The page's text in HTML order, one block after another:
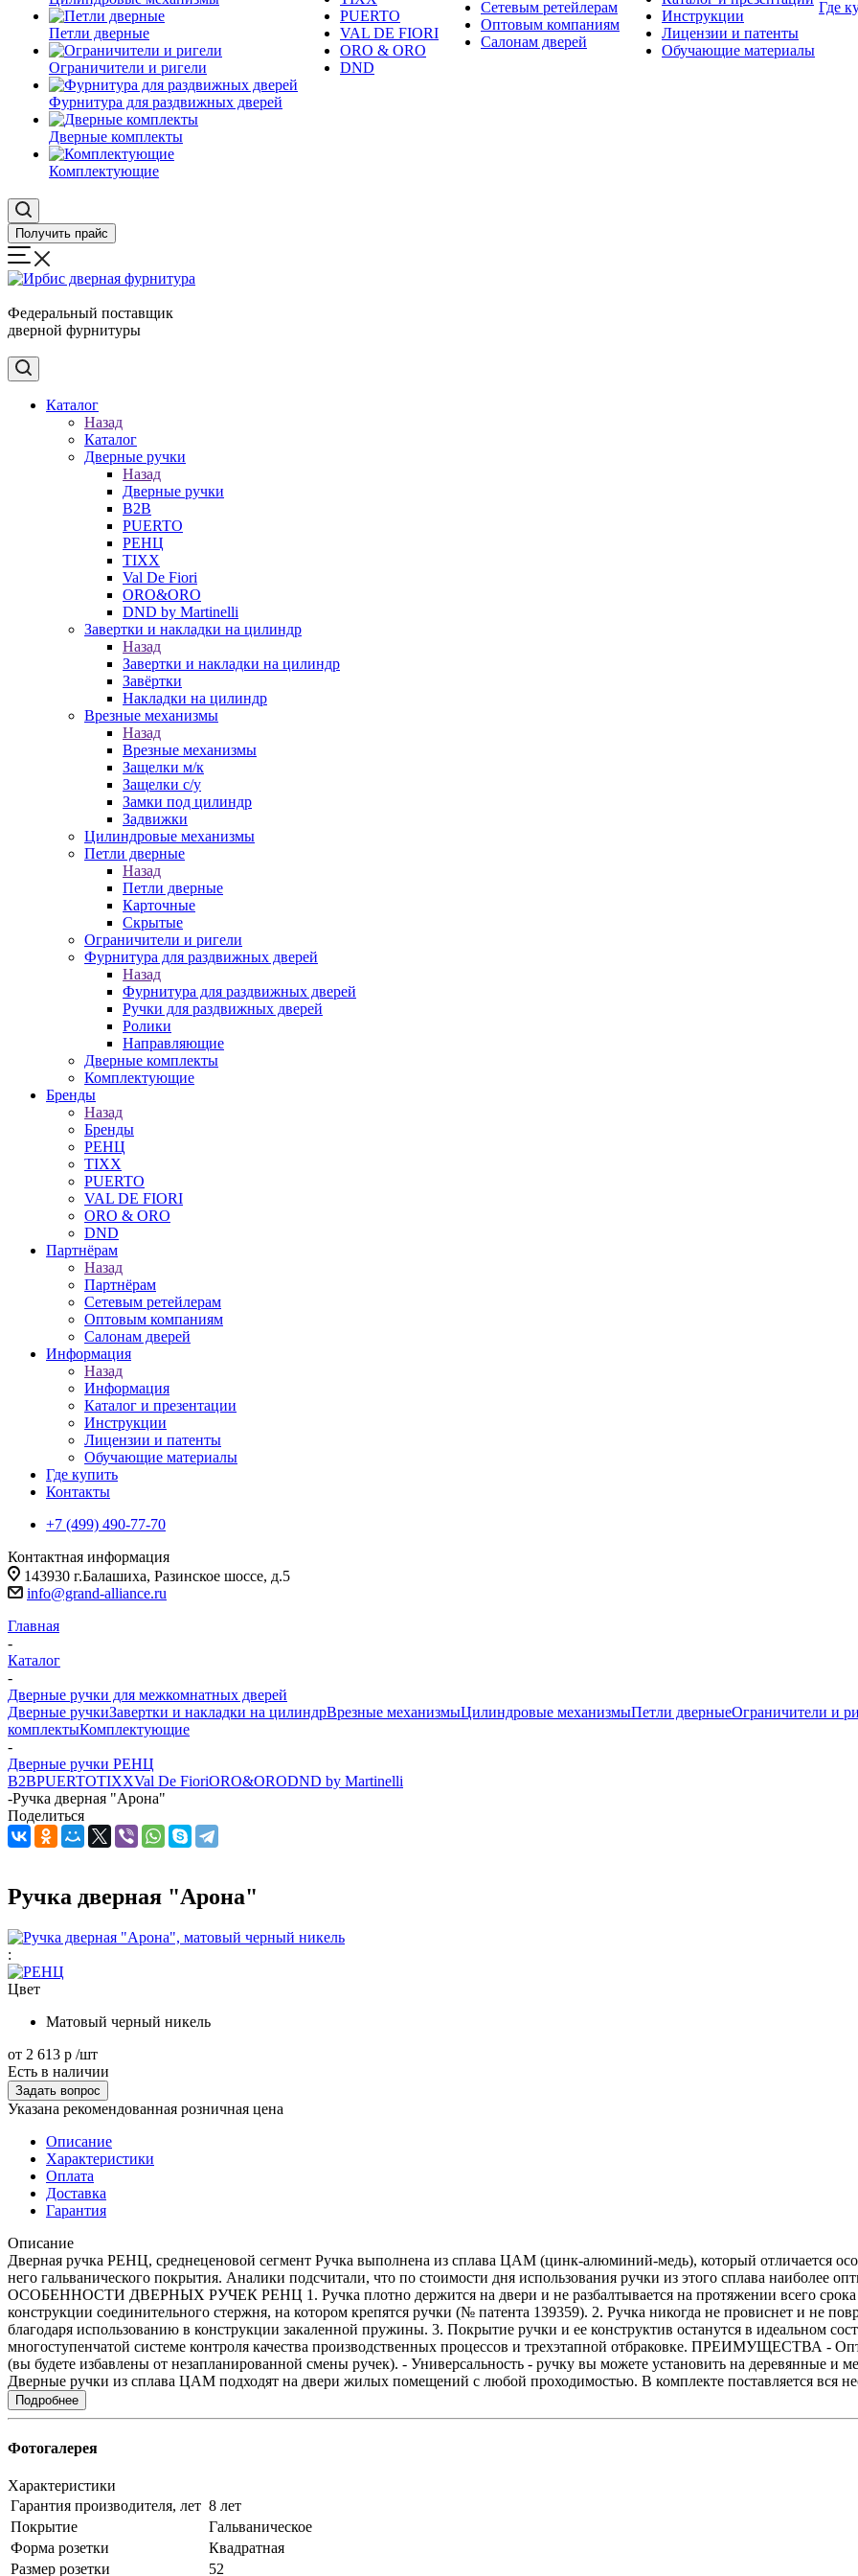
Петли дверные
Ограничители и ригели
Фурнитура для раздвижных дверей
Дверные комплекты
Комплектующие
PUERTO
VAL DE FIORI
ORO & ORO
DND
Сетевым ретейлерам
Оптовым компаниям
Салонам дверей
Инструкции
Лицензии и патенты
Обучающие материалы
Где
Получить прайс
Федеральный поставщик
дверной фурнитуры
Каталог
Назад
Каталог
Дверные ручки
Назад
Дверные ручки
B2B
PUERTO
РЕНЦ
TIXX
Val De Fiori
ORO&ORO
DND by Martinelli
Завертки и накладки на цилиндр
Назад
Завертки и накладки на цилиндр
Завёртки
Накладки на цилиндр
Врезные механизмы
Назад
Врезные механизмы
Защелки м/к
Защелки с/у
Замки под цилиндр
Задвижки
Цилиндровые механизмы
Петли дверные
Назад
Петли дверные
Карточные
Скрытые
Ограничители и ригели
Фурнитура для раздвижных дверей
Назад
Фурнитура для раздвижных дверей
Ручки для раздвижных дверей
Ролики
Направляющие
Дверные комплекты
Комплектующие
Бренды
Назад
Бренды
РЕНЦ
TIXX
PUERTO
VAL DE FIORI
ORO & ORO
DND
Партнёрам
Назад
Партнёрам
Сетевым ретейлерам
Оптовым компаниям
Салонам дверей
Информация
Назад
Информация
Каталог и презентации
Инструкции
Лицензии и патенты
Обучающие материалы
Где купить
Контакты
+7 (499) 490-77-70
Контактная информация
143930 г.Балашиха, Разинское шоссе, д.5
info@grand-alliance.ru
Главная
-
Каталог
-
Дверные ручки для межкомнатных дверей
Дверные ручкиЗавертки и накладки на цилиндрВрезные механизмыЦилиндровые механизмыПетли дверныеОграничители и
комплектыКомплектующие
-
Дверные ручки РЕНЦ
B2BPUERTOTIXXVal De FioriORO&ORODND by Martinelli
-Ручка дверная "Арона"
Поделиться
Ручка дверная "Арона"
:
Цвет
Матовый черный никель
от 2 613 р /шт
Есть в наличии
Задать вопрос
Указана рекомендованная розничная цена
Описание
Характеристики
Оплата
Доставка
Гарантия
Описание
Дверная ручка РЕНЦ, среднеценовой сегмент Ручка выполнена из сплава ЦАМ (цинк-алюминий-медь), который отличается
него гальванического покрытия. Аналики подсчитали, что по стоимости дня использования ручки из этого сплава
ОСОБЕННОСТИ ДВЕРНЫХ РУЧЕК РЕНЦ 1. Ручка плотно держится на двери и не разбалтывается на протяжении всего срока
конструкции соединительного стержня, на котором крепятся ручки (№ патента 139359). 2. Ручка никогда не провиснет и не
благодаря использованию в конструкции закаленной пружины. 3. Покрытие ручки и ее конструктив останутся в идеальном
многоступенчатой системе контроля качества производственных процессов и трехэтапной отбраковке. ПРЕИМУЩЕСТВА -
(вы будете избавлены от незапланированной смены ручек). - Универсальность - ручку вы можете установить на деревянные и
Дверные ручки из сплава ЦАМ подходят на двери жилых помещений с любой проходимостью. В комплекте поставляется вся
Подробнее
Фотогалерея
Характеристики
Гарантия производителя, лет 8 лет
Покрытие
Гальваническое
Форма розетки
Квадратная
Размер розетки
52